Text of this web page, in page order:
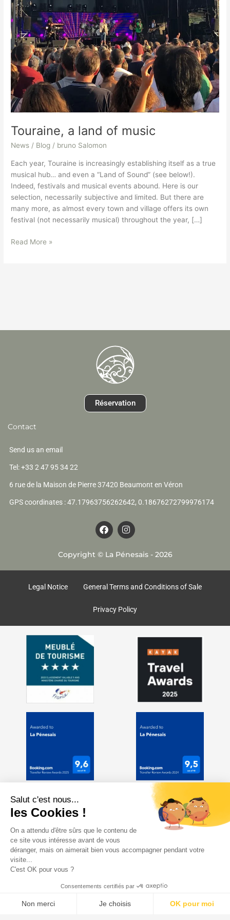
Touraine, a land of music
News / Blog / bruno Salomon
Each year, Touraine is increasingly establishing itself as a true
musical hub… and even a “Land of Sound” (see below!).
Indeed, festivals and musical events abound. Here is our
selection, necessarily subjective and limited. But there are
many more, as almost every town and village offers its own
festival (not necessarily musical) throughout the year, […]
Read More »
Réservation
Contact
Send us an email
Tel: +33 2 47 95 34 22
6 rue de la Maison de Pierre 37420 Beaumont en Véron
GPS coordinates : 47.17963756262642, 0.18676272799976174
F
a
c
e
b
o
k
I
n
s
t
a
g
a
Copyright © La Pénesais - 2026
Legal Notice General Terms and Conditions of Sale
Privacy Policy
Salut c'est nous...
les Cookies !
On a attendu d'être sûrs que le contenu de
ce site vous intéresse avant de vous
déranger, mais on aimerait bien vous accompagner pendant votre
visite...
C'est OK pour vous ?
Consentements certifiés par
Non merci Je choisis OK pour moi